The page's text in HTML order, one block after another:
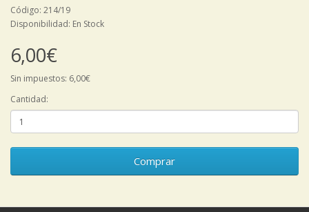
Código: 214/19
Disponibilidad: En Stock
6,00€
Sin impuestos: 6,00€
Cantidad:
Comprar